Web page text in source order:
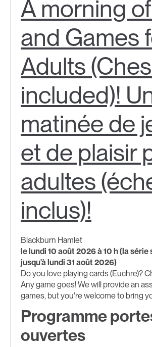
A morning
and Games
Adults
included)!
matinée de
et de plaisir
adultes
inclus)!
Blackburn Hamlet
le lundi 10 août 2026 à 10 h (la série
jusqu'à lundi 31 août 2026)
Do you love playing cards (Euchre)?
Any game goes! We will provide an
games, but you're welcome to bring
Programme
ouvertes